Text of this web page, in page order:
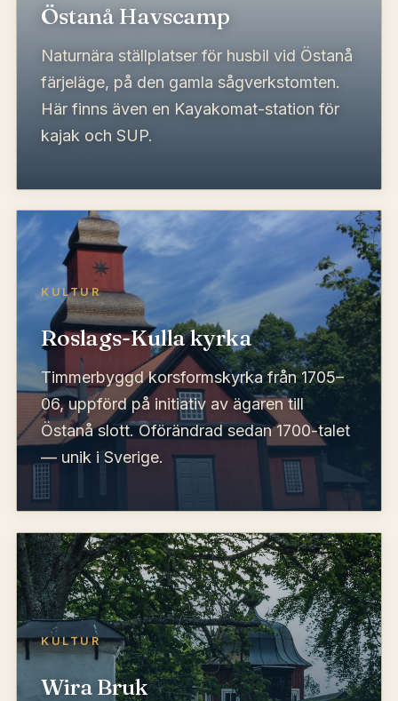
Östanå Havscamp
Naturnära ställplatser för husbil vid Östanå
färjeläge, på den gamla sågverkstomten.
Här finns även en Kayakomat-station för
kajak och SUP.
KULTUR
Roslags-Kulla kyrka
Timmerbyggd korsformskyrka från 1705–
06, uppförd på initiativ av ägaren till
Östanå slott. Oförändrad sedan 1700-talet
— unik i Sverige.
KULTUR
Wira Bruk